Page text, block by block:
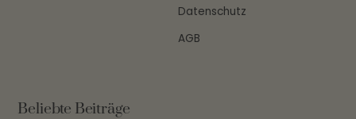
Datenschutz
AGB
Beliebte Beiträge